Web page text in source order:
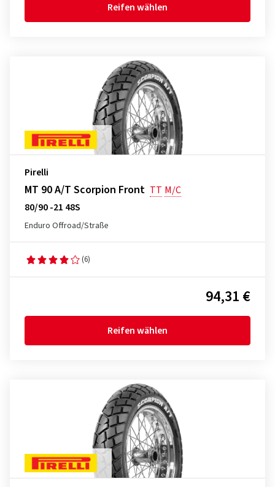
Reifen wählen
Pirelli
MT 90 A/T Scorpion Front TT M/C
80/90 -21 48S
Enduro Offroad/Straße
(6)
94,31 €
Reifen wählen